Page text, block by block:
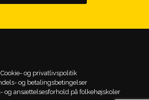
Cookie- og privatlivspolitik
og betalingsbetingelser
og ansættelsesforhold på folkehøjskoler